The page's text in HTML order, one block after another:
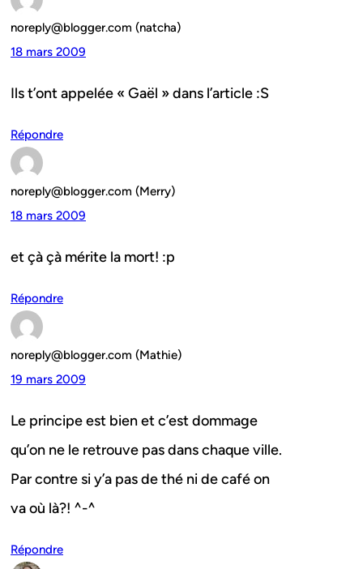
noreply@blogger.com (natcha)
18 mars 2009
Ils t’ont appelée « Gaël » dans l’article :S
Répondre
noreply@blogger.com (Merry)
18 mars 2009
et çà çà mérite la mort! :p
Répondre
noreply@blogger.com (Mathie)
19 mars 2009
Le principe est bien et c’est dommage
qu’on ne le retrouve pas dans chaque ville.
Par contre si y’a pas de thé ni de café on
va où là?! ^-^
Répondre